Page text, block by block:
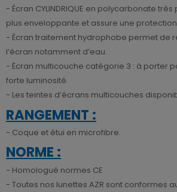
- Écran CYLINDRIQUE en polycarbonate
plus enveloppante et assure une protection
- Écran traitement hydrophobe permet de
l’écran notamment d’eau.
- Écran multicouche catégorie 3 : à porter
forte luminosité.
- Les teintes d’écrans multicouches
RANGEMENT :
- Coque et étui en microfibre.
NORME :
- Homologué normes CE
- Toutes nos lunettes AZR sont conformes